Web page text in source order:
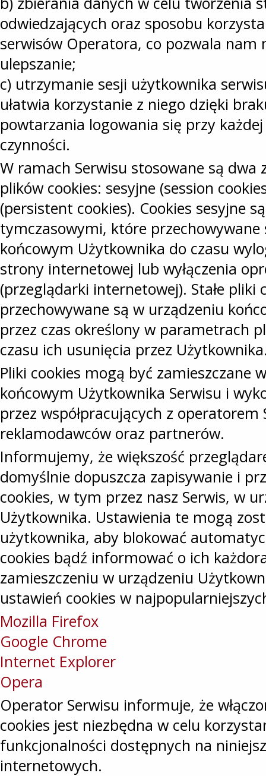
odwiedzających oraz sposobu
serwisów Operatora, co pozwala nam
ulepszanie;
c) utrzymanie sesji użytkownika
ułatwia korzystanie z niego dzięki
powtarzania logowania się przy
czynności.
W ramach Serwisu stosowane są dwa
plików cookies: sesyjne (session
(persistent cookies). Cookies sesyjne
tymczasowymi, które przechowywane
końcowym Użytkownika do czasu
strony internetowej lub wyłączenia
(przeglądarki internetowej). Stałe pliki
przechowywane są w urządzeniu
przez czas określony w parametrach
czasu ich usunięcia przez
Pliki cookies mogą być zamieszczane
końcowym Użytkownika Serwisu i
przez współpracujących z operatorem
reklamodawców oraz partnerów.
Informujemy, że większość
domyślnie dopuszcza zapisywanie i
cookies, w tym przez nasz Serwis, w
Użytkownika. Ustawienia te mogą
użytkownika, aby blokować
cookies bądź informować o ich
zamieszczeniu w urządzeniu
ustawień cookies w
Mozilla Firefox
Google Chrome
Internet Explorer
Opera
Operator Serwisu informuje, że
cookies jest niezbędna w celu
funkcjonalności dostępnych na
internetowych.